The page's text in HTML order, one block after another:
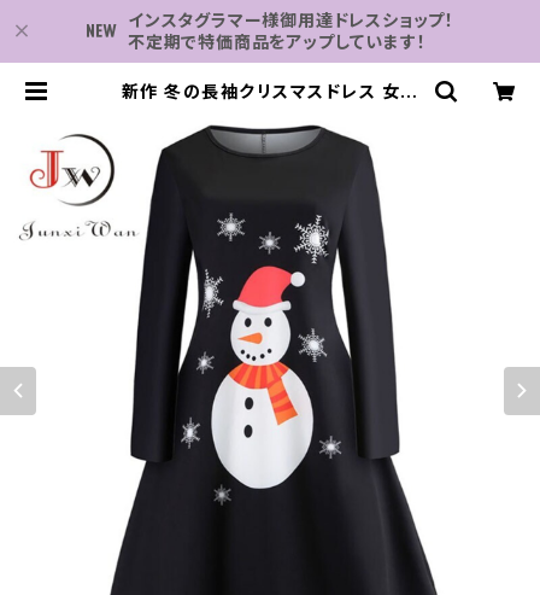
インスタグラマー様御用達ドレスショップ！
不定期で特価商品をアップしています！
新作 冬の長袖クリスマスドレス 女性
ジミディパーティー服Vestidosロー
ブ | 子供服・パーティドレスなら何で
も揃う-2万点～結婚式・卒業式・発表